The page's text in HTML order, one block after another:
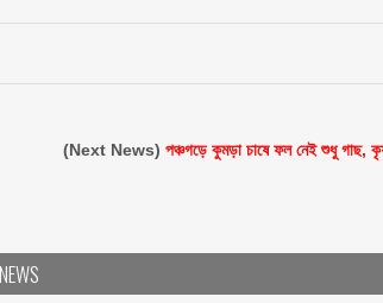
(Next News)পঞ্চগড়ে কুমড়া চাষে ফল নেই শুধু গাছ,